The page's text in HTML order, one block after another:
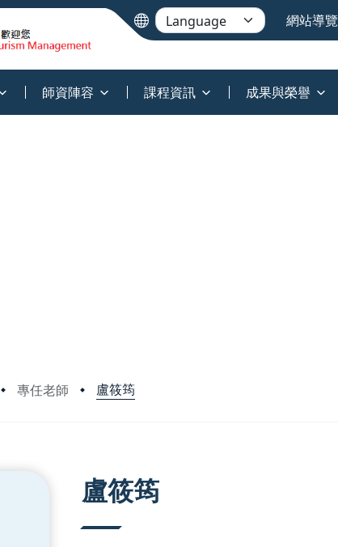
網站導覽
師資陣容 課程資訊 成果與榮譽
專任老師 盧筱筠
盧筱筠